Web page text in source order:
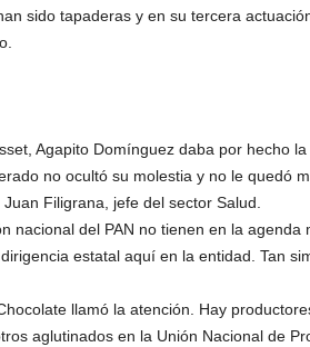
sido tapaderas y en su tercera
Agapito Domínguez daba por hecho
no ocultó su molestia y no le quedó
Filigrana, jefe del sector Salud.
nacional del PAN no tienen en la
estatal aquí en la entidad. Tan
llamó la atención. Hay
aglutinados en la Unión Nacional de